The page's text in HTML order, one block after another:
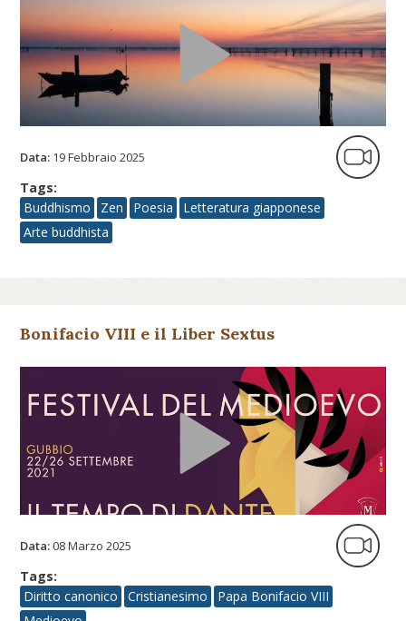
Data: 19 Febbraio 2025
Tags:
Buddhismo
Zen Poesia
Letteratura giapponese
Arte buddhista
Bonifacio VIII e il Liber Sextus
Data:08 Marzo 2025
Tags:
Diritto canonico
Cristianesimo
Papa Bonifacio VIII